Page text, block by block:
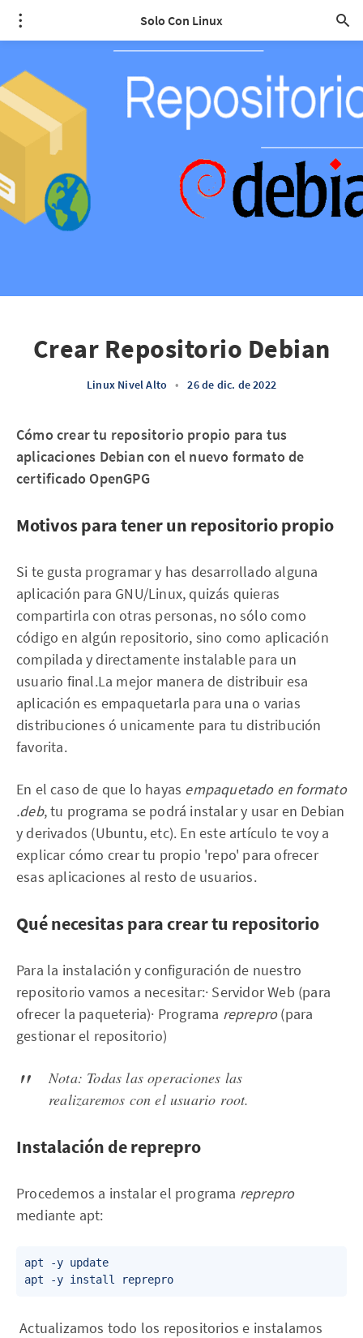
Solo Con Linux
Crear Repositorio Debian
Linux Nivel Alto • 26 de dic. de 2022
Cómo crear tu repositorio propio para tus
aplicaciones Debian con el nuevo formato de
certificado OpenGPG
Motivos para tener un repositorio propio
Si te gusta programar y has desarrollado alguna
aplicación para GNU/Linux, quizás quieras
compartirla con otras personas, no sólo como
código en algún repositorio, sino como aplicación
compilada y directamente instalable para un
usuario final.‌‌‌‌La mejor manera de distribuir esa
aplicación es empaquetarla para una o varias
distribuciones ó unicamente para tu distribución
favorita.‌‌
En el caso de que lo hayas empaquetado en formato
.deb, tu programa se podrá instalar y usar en Debian
y derivados (Ubuntu, etc). En este artículo te voy a
explicar cómo crear tu propio 'repo' para ofrecer
esas aplicaciones al resto de usuarios.
Qué necesitas para crear tu repositorio
Para la instalación y configuración de nuestro
repositorio vamos a necesitar:‌‌· Servidor Web (para
ofrecer la paqueteria)‌‌· Programa reprepro(para
gestionar el repositorio)
Nota: Todas las operaciones las
realizaremos con el usuario root.
Instalación de reprepro
Procedemos a instalar el programa reprepro
mediante apt:
apt -y update
‌ Actualizamos todo los repositorios e instalamos